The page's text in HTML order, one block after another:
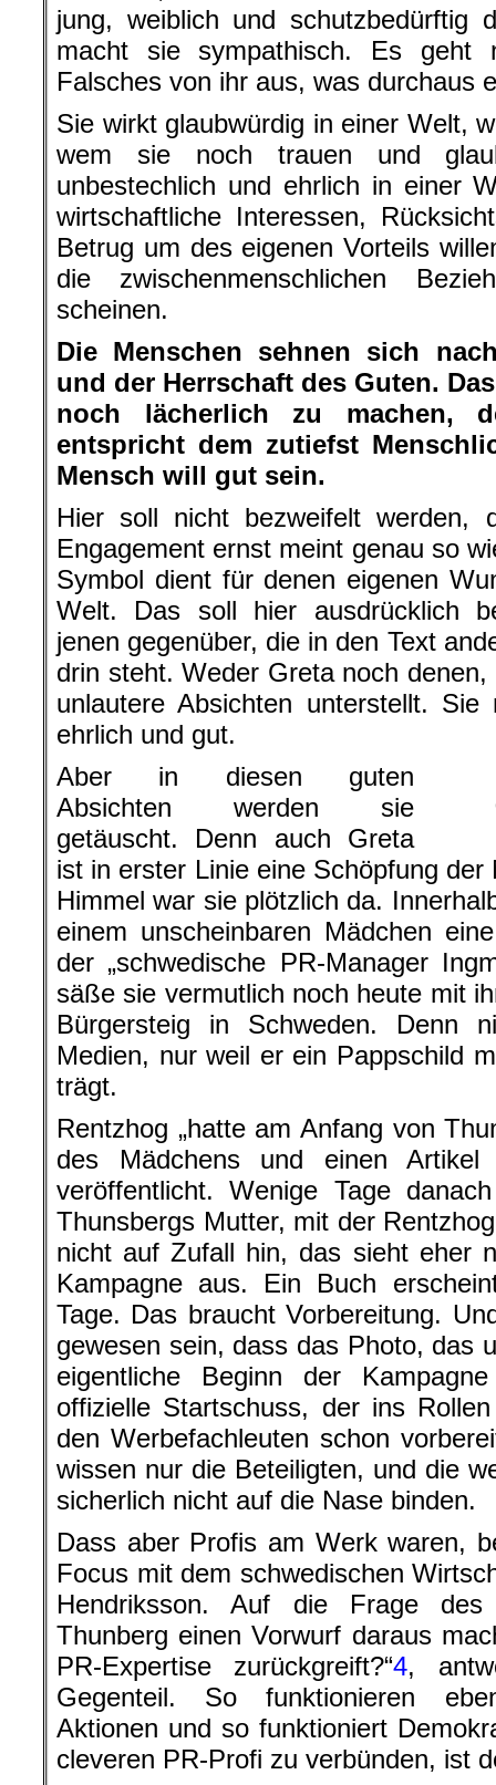
jung, weiblich und schutzbedürftig
macht sie sympathisch. Es geht
Falsches von ihr aus, was durchaus
Sie wirkt glaubwürdig in einer Welt,
wem sie noch trauen und
unbestechlich und ehrlich in einer
wirtschaftliche Interessen,
Betrug um des eigenen Vorteils
die zwischenmenschlichen
scheinen.
Die Menschen sehnen sich
und der Herrschaft des Guten.
noch lächerlich zu machen,
entspricht dem zutiefst
Mensch will gut sein.
Hier soll nicht bezweifelt werden,
Engagement ernst meint genau so
Symbol dient für denen eigenen
Welt. Das soll hier ausdrücklich
jenen gegenüber, die in den Text
drin steht. Weder Greta noch
unlautere Absichten unterstellt.
ehrlich und gut.
Aber in diesen guten
Absichten werden sie
getäuscht. Denn auch Greta
ist in erster Linie eine Schöpfung
Himmel war sie plötzlich da.
einem unscheinbaren Mädchen
der „schwedische PR-Manager
säße sie vermutlich noch heute mit
Bürgersteig in Schweden. Denn
Medien, nur weil er ein Pappschild
trägt.
Rentzhog „hatte am Anfang von
des Mädchens und einen
veröffentlicht. Wenige Tage
Thunsbergs Mutter, mit der
nicht auf Zufall hin, das sieht eher
Kampagne aus. Ein Buch
Tage. Das braucht Vorbereitung.
gewesen sein, dass das Photo, das
eigentliche Beginn der
offizielle Startschuss, der ins
den Werbefachleuten schon
wissen nur die Beteiligten, und die
sicherlich nicht auf die Nase binden.
Dass aber Profis am Werk waren,
Focus mit dem schwedischen
Hendriksson. Auf die Frage
Thunberg einen Vorwurf daraus
PR-Expertise zurückgreift?“4,
Gegenteil. So funktionieren
Aktionen und so funktioniert
cleveren PR-Profi zu verbünden, ist